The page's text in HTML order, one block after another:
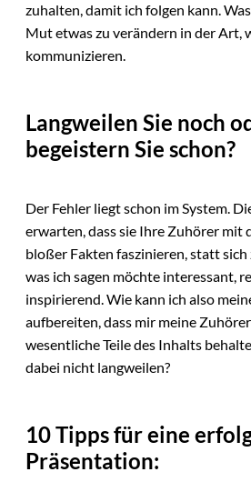
zuhalten, damit ich folgen kann.
Mut etwas zu verändern in der Art,
kommunizieren.
Langweilen Sie noch
begeistern Sie schon?
Der Fehler liegt schon im System.
erwarten, dass sie Ihre Zuhörer mit
bloßer Fakten faszinieren, statt sich
was ich sagen möchte interessant,
inspirierend. Wie kann ich also
aufbereiten, dass mir meine
wesentliche Teile des Inhalts
dabei nicht langweilen?
10 Tipps für eine
Präsentation: